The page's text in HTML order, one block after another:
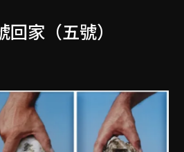
家（五號）